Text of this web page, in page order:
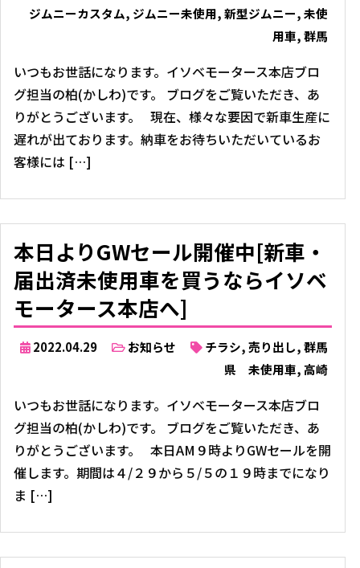
ジムニーカスタム, ジムニー未使用,新型ジムニー,未使
用車,群馬
いつもお世話になります。イソベモータース本店ブロ
グ担当の柏(かしわ)です。 ブログをご覧いただき、あ
りがとうございます。 現在、様々な要因で新車生産に
遅れが出ております。納車をお待ちいただいているお
客様には […]
本日よりGWセール開催中[新車・
届出済未使用車を買うならイソベ
モータース本店へ]
2022.04.29 お知らせ チラシ,売り出し,群馬
県 未使用車,高崎
いつもお世話になります。イソベモータース本店ブロ
グ担当の柏(かしわ)です。 ブログをご覧いただき、あ
りがとうございます。 本日AM９時よりGWセールを開
催します。期間は４/２９から５/５の１９時までになり
ま […]